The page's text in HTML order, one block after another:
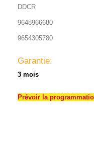
DDCR
9648966680
9654305780
Garantie:
3 mois
Prévoir la